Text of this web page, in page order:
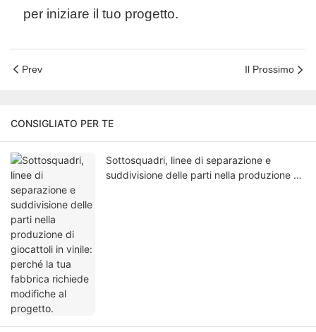
per iniziare il tuo progetto.
Prev Il Prossimo
CONSIGLIATO PER TE
Sottosquadri, linee di separazione e
suddivisione delle parti nella produzione di